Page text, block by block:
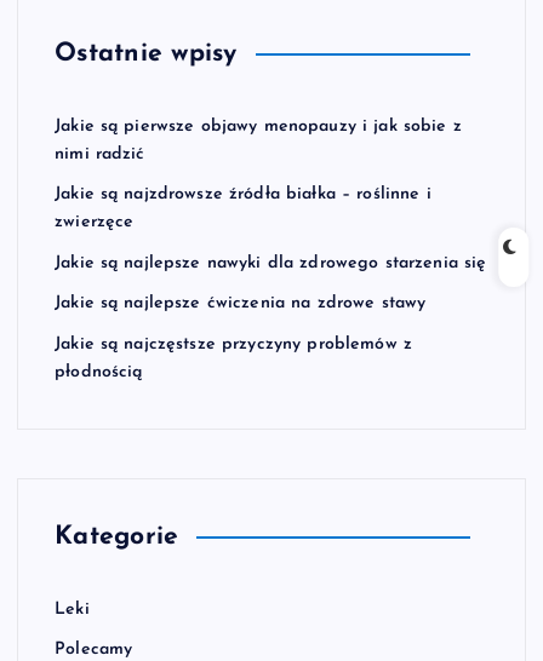
Ostatnie wpisy
Jakie są pierwsze objawy menopauzy i jak sobie z
nimi radzić
Jakie są najzdrowsze źródła białka – roślinne i
zwierzęce
Jakie są najlepsze nawyki dla zdrowego starzenia się
Jakie są najlepsze ćwiczenia na zdrowe stawy
Jakie są najczęstsze przyczyny problemów z
płodnością
Kategorie
Leki
Polecamy